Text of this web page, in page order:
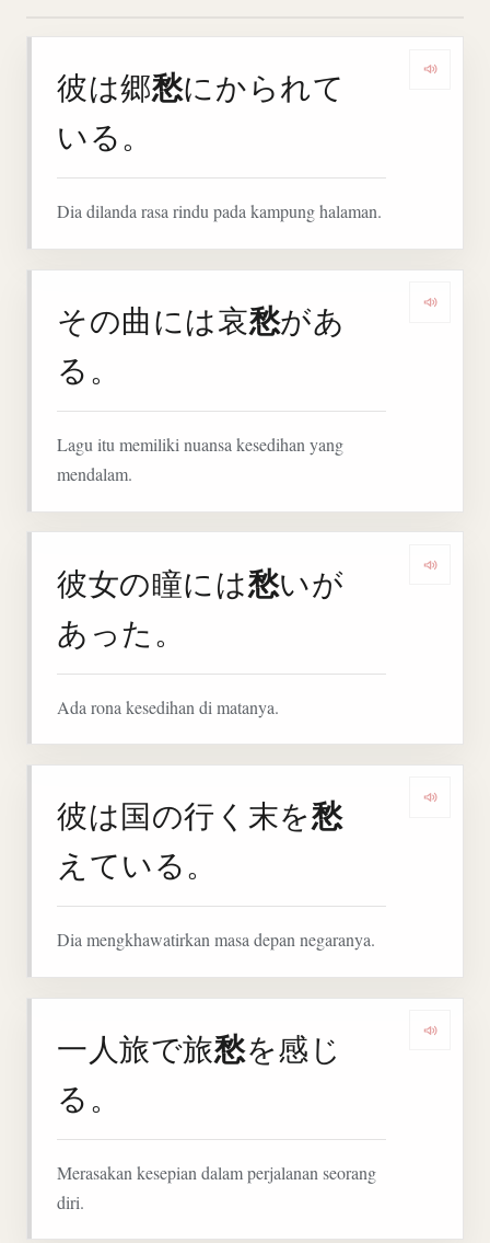
彼は郷愁にかられて
いる。
Dia dilanda rasa rindu pada kampung halaman.
その曲には哀愁があ
る。
Lagu itu memiliki nuansa kesedihan yang
mendalam.
彼女の瞳には愁いが
あった。
Ada rona kesedihan di matanya.
彼は国の行く末を愁
えている。
Dia mengkhawatirkan masa depan negaranya.
一人旅で旅愁を感じ
る。
Merasakan kesepian dalam perjalanan seorang
diri.